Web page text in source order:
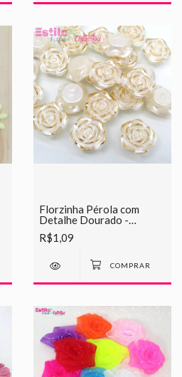
Florzinha Pérola com
Detalhe Dourado -
Pequena
R$1,09